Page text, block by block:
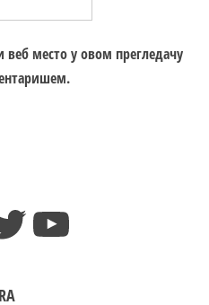
веб место у овом прегледачу
YouTube